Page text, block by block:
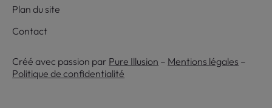
Plan du site
Contact
Créé avec passion par Pure Illusion – Mentions légales –
Politique de confidentialité